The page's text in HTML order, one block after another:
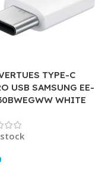
TYPE-C
USB SAMSUNG EE-
WHITE